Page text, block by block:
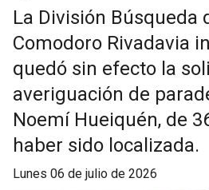
La División Búsqueda
Comodoro Rivadavia
quedó sin efecto la
averiguación de
Noemí Hueiquén, de
haber sido localizada.
lunes 06 de julio de 2026